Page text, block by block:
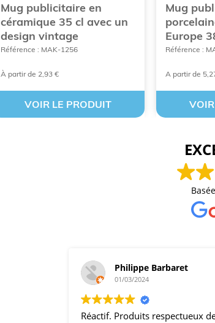
Mug publicitaire en
céramique 35 cl avec un
design vintage
Référence : MAK-1256
À partir de 2,93 €
VOIR LE PRODUIT
Mug
Europe
Référence :
A partir de
Philippe Barbaret
01/03/2024
Réactif. Produits respectueux